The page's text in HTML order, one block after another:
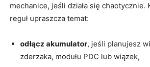
mechanice, jeśli działa się chaotycznie.
reguł upraszcza temat:
odłącz akumulator, jeśli planujesz
zderzaka, modułu PDC lub wiązek,